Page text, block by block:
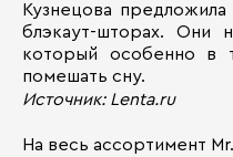
Кузнецова
блэкаут-шторах. Они
который особенно в
помешать сну.
Источник: Lenta.ru
На весь ассортимент